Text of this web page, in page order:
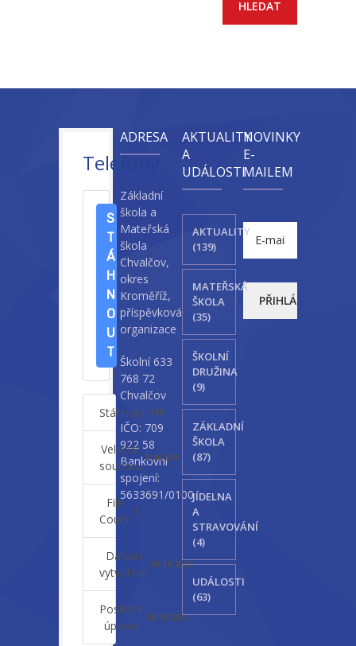
---- Multifunkční hřiště
---- Správce areálu
Kontakt
Telefony
S
T
Á
H
N
O
U
T
Stáhnout 149
Velikost
souboru
8.46 MB
File
Count
1
Datum
vytvoření
30.10.2025
Poslední
úprava
30.10.2025
ADRESA
Základní
škola a
Mateřská
škola
Chvalčov,
okres
Kroměříž,
příspěvková
organizace
Školní 633
768 72
Chvalčov
IČO: 709
922 58
Bankovní
spojení:
5633691/0100
AKTUALITY
A
UDÁLOSTI
AKTUALITY
(139)
MATEŘSKÁ
ŠKOLA
(35)
ŠKOLNÍ
DRUŽINA
(9)
ZÁKLADNÍ
ŠKOLA
(87)
JÍDELNA
A
STRAVOVÁNÍ
(4)
UDÁLOSTI
(63)
NOVINKY
E-
MAILEM